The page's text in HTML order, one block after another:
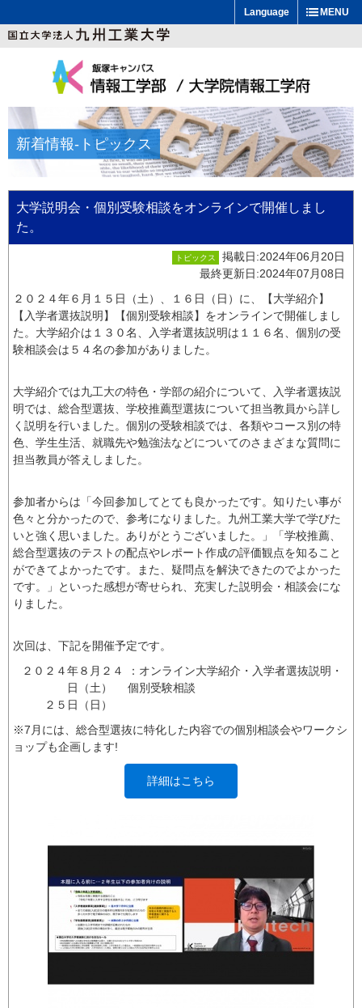
MENU
Language
新着情報-トピックス
大学説明会・個別受験相談をオンラインで開催しまし
た。
トピックス
掲載日:2024年06月20日
最終更新日:2024年07月08日
２０２４年６月１５日（土）、１６日（日）に、【大学紹介】
【入学者選抜説明】【個別受験相談】をオンラインで開催しまし
た。大学紹介は１３０名、入学者選抜説明は１１６名、個別の受
験相談会は５４名の参加がありました。
大学紹介では九工大の特色・学部の紹介について、入学者選抜説
明では、総合型選抜、学校推薦型選抜について担当教員から詳し
く説明を行いました。個別の受験相談では、各類やコース別の特
色、学生生活、就職先や勉強法などについてのさまざまな質問に
担当教員が答えしました。
参加者からは「今回参加してとても良かったです。知りたい事が
色々と分かったので、参考になりました。九州工業大学で学びた
いと強く思いました。ありがとうございました。」「学校推薦、
総合型選抜のテストの配点やレポート作成の評価観点を知ること
ができてよかったです。また、疑問点を解決できたのでよかった
です。」といった感想が寄せられ、充実した説明会・相談会にな
りました。
次回は、下記を開催予定です。
２０２４年８月２４
日（土）
２５日（日）
：オンライン大学紹介・入学者選抜説明・
個別受験相談
※7月には、総合型選抜に特化した内容での個別相談会やワークシ
ョップも企画します!
詳細はこちら